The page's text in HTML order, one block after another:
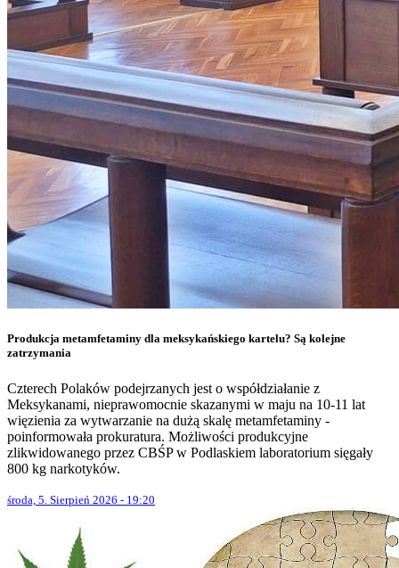
Produkcja metamfetaminy dla meksykańskiego kartelu? Są kolejne
zatrzymania
Czterech Polaków podejrzanych jest o współdziałanie z
Meksykanami, nieprawomocnie skazanymi w maju na 10-11 lat
więzienia za wytwarzanie na dużą skalę metamfetaminy -
poinformowała prokuratura. Możliwości produkcyjne
zlikwidowanego przez CBŚP w Podlaskiem laboratorium sięgały
800 kg narkotyków.
środa, 5. Sierpień 2026 - 19:20